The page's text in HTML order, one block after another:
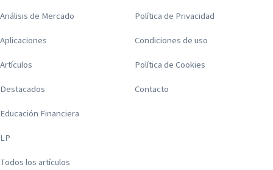
Análisis de Mercado
Aplicaciones
Artículos
Destacados
Educación Financiera
LP
Todos los artículos
Política de Privacidad
Condiciones de uso
Política de Cookies
Contacto